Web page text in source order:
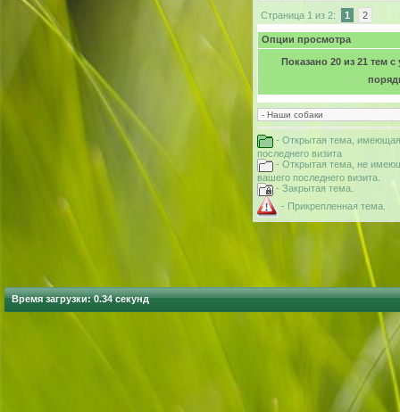
Страница 1 из 2: 1 2
Опции просмотра
Показано 20 из 21 тем
- Открытая тема,
последнего визита
- Открытая тема, не
вашего последнего визита.
- Закрытая тема.
- Прикрепленная тема.
Время загрузки: 0.34 секунд